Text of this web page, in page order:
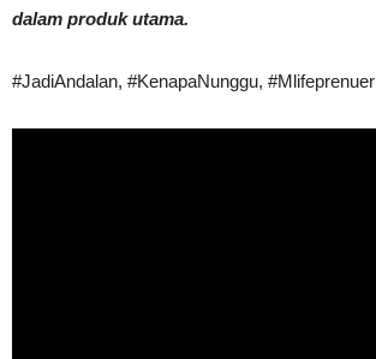
dalam produk utama.
#JadiAndalan, #KenapaNunggu, #Mlifeprenuer